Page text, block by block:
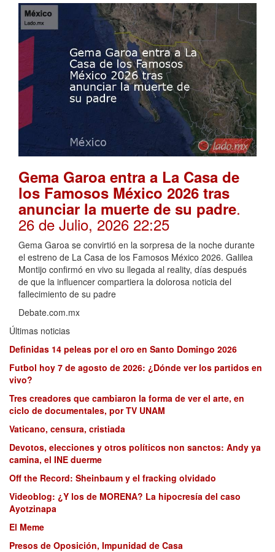
Gema Garoa entra a La Casa de
los Famosos México 2026 tras
anunciar la muerte de su padre.
26 de Julio, 2026 22:25
Gema Garoa se convirtió en la sorpresa de la noche durante
el estreno de La Casa de los Famosos México 2026. Galilea
Montijo confirmó en vivo su llegada al reality, días después
de que la influencer compartiera la dolorosa noticia del
fallecimiento de su padre
Debate.com.mx
Últimas noticias
Definidas 14 peleas por el oro en Santo Domingo 2026
Futbol hoy 7 de agosto de 2026: ¿Dónde ver los partidos en
vivo?
Tres creadores que cambiaron la forma de ver el arte, en
ciclo de documentales, por TV UNAM
Vaticano, censura, cristiada
Devotos, elecciones y otros políticos non sanctos: Andy ya
camina, el INE duerme
Off the Record: Sheinbaum y el fracking olvidado
Videoblog: ¿Y los de MORENA? La hipocresía del caso
Ayotzinapa
El Meme
Presos de Oposición, Impunidad de Casa